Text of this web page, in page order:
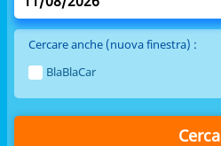
Cercare anche (nuova finestra) :
BlaBlaCar
Cerca